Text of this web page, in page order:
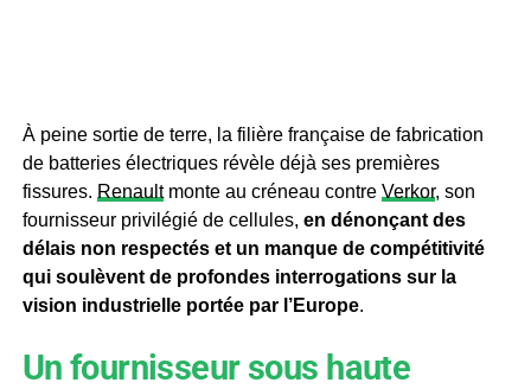
À peine sortie de terre, la filière française de fabrication
de batteries électriques révèle déjà ses premières
fissures. Renaultmonte au créneau contre Verkor, son
fournisseur privilégié de cellules, en dénonçant des
délais non respectés et un manque de compétitivité
qui soulèvent de profondes interrogations sur la
vision industrielle portée par l’Europe.
Un fournisseur sous haute